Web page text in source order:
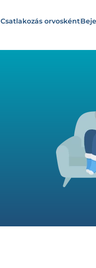
Csatlakozás orvosként